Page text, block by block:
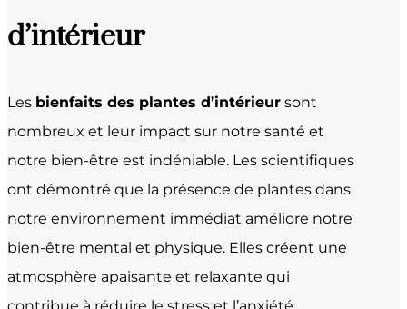
d’intérieur
Les bienfaits des plantes d’intérieur sont
nombreux et leur impact sur notre santé et
notre bien-être est indéniable. Les scientifiques
ont démontré que la présence de plantes dans
notre environnement immédiat améliore notre
bien-être mental et physique. Elles créent une
atmosphère apaisante et relaxante qui